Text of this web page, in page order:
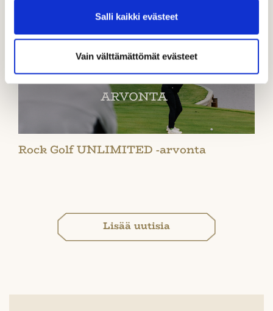
Salli kaikki evästeet
Vain välttämättömät evästeet
Rock Golf UNLIMITED -arvonta
Lisää uutisia